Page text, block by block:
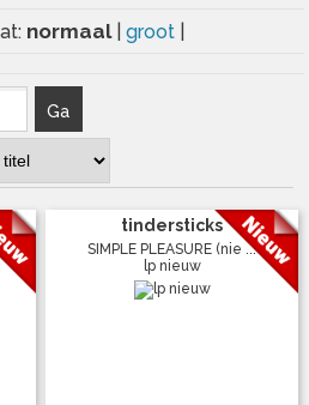
normaal groot
Ga
tindersticks
SIMPLE PLEASURE (nie ...
lp nieuw